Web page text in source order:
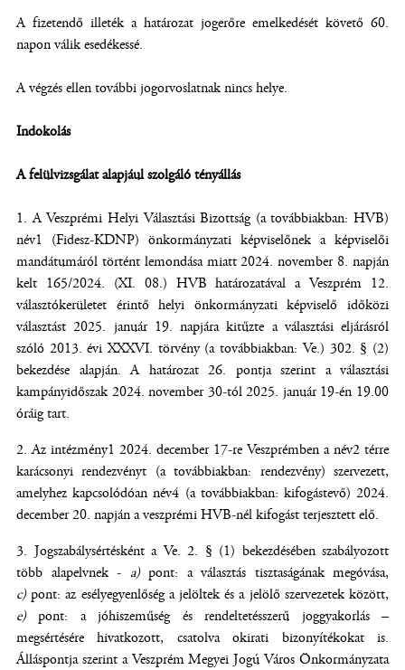
A fizetendő illeték a határozat jogerőre emelkedését követő 60.
napon válik esedékessé.
A végzés ellen további jogorvoslatnak nincs helye.
Indokolás
A felülvizsgálat alapjául szolgáló tényállás
A Veszprémi Helyi Választási Bizottság (a továbbiakban: HVB)
név1 (Fidesz-KDNP) önkormányzati képviselőnek a képviselői
mandátumáról történt lemondása miatt 2024. november 8. napján
kelt 165/2024. (XI. 08.) HVB határozatával a Veszprém 12.
választókerületet érintő helyi önkormányzati képviselő időközi
választást 2025. január 19. napjára kitűzte a választási eljárásról
szóló 2013. évi XXXVI. törvény (a továbbiakban: Ve.) 302. § (2)
bekezdése alapján. A határozat 26. pontja szerint a választási
kampányidőszak 2024. november 30-tól 2025. január 19-én 19.00
óráig tart.
Az intézmény1 2024. december 17-re Veszprémben a név2 térre
karácsonyi rendezvényt (a továbbiakban: rendezvény) szervezett,
amelyhez kapcsolódóan név4 (a továbbiakban: kifogástevő) 2024.
december 20. napján a veszprémi HVB-nél kifogást terjesztett elő.
Jogszabálysértésként a Ve. 2. § (1) bekezdésében szabályozott
több alapelvnek - a) pont: a választás tisztaságának megóvása,
c) pont: az esélyegyenlőség a jelöltek és a jelölő szervezetek között,
e) pont: a jóhiszeműség és rendeltetésszerű joggyakorlás –
megsértésére hivatkozott, csatolva okirati bizonyítékokat is.
Álláspontja szerint a Veszprém Megyei Jogú Város Önkormányzata